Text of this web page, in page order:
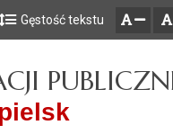
menu
Gęstość tekstu